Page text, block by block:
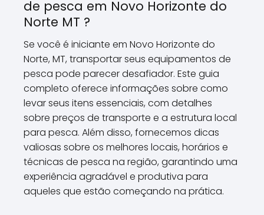
de pesca em Novo Horizonte do
Norte MT ?
Se você é iniciante em Novo Horizonte do
Norte, MT, transportar seus equipamentos de
pesca pode parecer desafiador. Este guia
completo oferece informações sobre como
levar seus itens essenciais, com detalhes
sobre preços de transporte e a estrutura local
para pesca. Além disso, fornecemos dicas
valiosas sobre os melhores locais, horários e
técnicas de pesca na região, garantindo uma
experiência agradável e produtiva para
aqueles que estão começando na prática.